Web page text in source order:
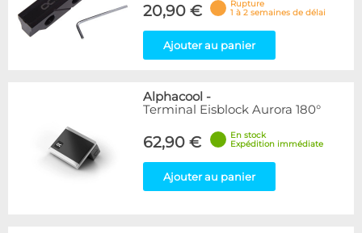
20,90 €
Rupture
1 à 2 semaines de délai
Ajouter au panier
Alphacool -
Terminal Eisblock Aurora 180°
62,90 €
En stock
Expédition immédiate
Ajouter au panier